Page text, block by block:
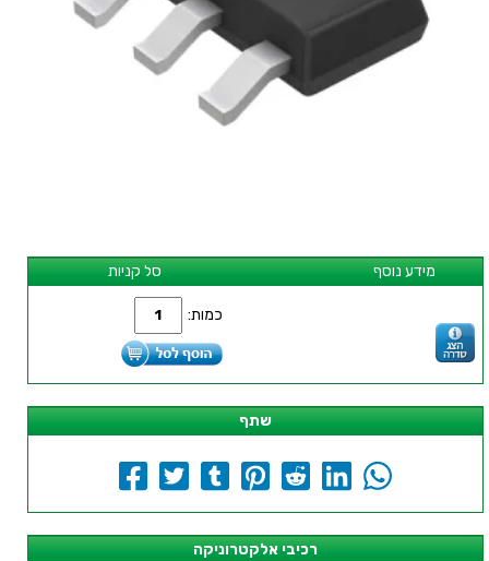
סל קניות מידע נוסף
כמות:
שתף
רכיבי אלקטרוניקה